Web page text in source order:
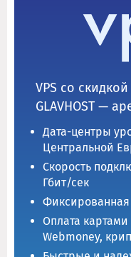
VPS со
GLAVHOST —
Дата-центры
Центральной
Скорость
Гбит/сек
Оплата
Webmoney,